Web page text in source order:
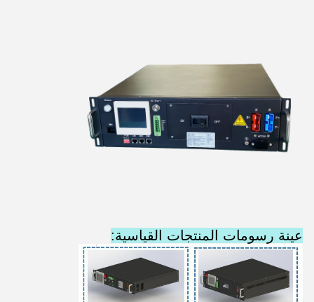
عينة رسومات المنتجات القياسية: